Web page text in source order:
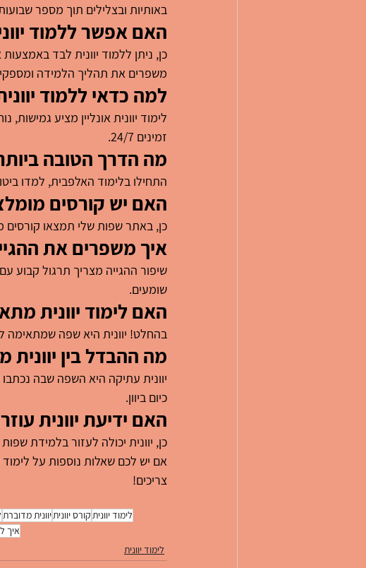
באותיות ובצלילים תוך מספר
האם אפשר ללמוד
כן, ניתן ללמוד יוונית לבד
משפרים את תהליך הלמידה
למה כדאי ללמוד
לימוד יוונית אונליין מציע
זמינים 24/7.
מה הדרך הטובה
התחילו בלימוד האלפבית, למדו
האם יש קורסים
כן, באתר שפות שלי תמצאו קורסים
איך משפרים את
שיפור ההגייה מצריך תרגול קבוע
שומעים.
האם לימוד יוונית
בהחלט! יוונית היא שפה שמתאימה
מה ההבדל בין יוונית
יוונית עתיקה היא השפה שבה
כיום ביוון.
האם ידיעת יוונית
כן, יוונית יכולה לעזור בלמידת
אם יש לכם שאלות נוספות על
צריכים!
לימוד יווניתקורס יווניתיוונית מדוברת
איך
לימוד יוונית